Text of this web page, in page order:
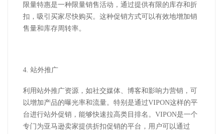
限量特惠是一种限量销售活动，通过提供有限的库存和折
扣，吸引买家尽快购买。这种促销方式可以有效地增加销
售量和库存周转率。
4. 站外推广
利用站外推广资源，如社交媒体、博客和影响力营销，可
以增加产品的曝光率和流量。特别是通过VIPON这样的平
台进行站外促销，能够快速拉高类目排名。 VIPON是一个
专门为亚马逊卖家提供折扣促销的平台，用户可以通过